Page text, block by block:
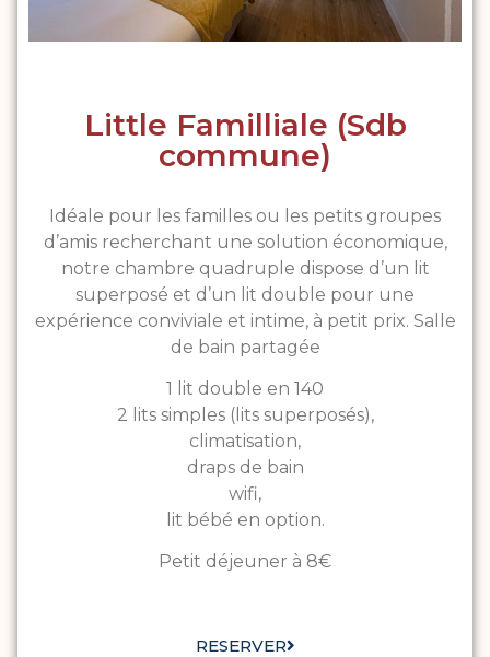
Little Familliale (Sdb
commune)
Idéale pour les familles ou les petits groupes
d’amis recherchant une solution économique,
notre chambre quadruple dispose d’un lit
superposé et d’un lit double pour une
expérience conviviale et intime, à petit prix. Salle
de bain partagée
1 lit double en 140
2 lits simples (lits superposés),
climatisation,
draps de bain
wifi,
lit bébé en option.
Petit déjeuner à 8€
RESERVER